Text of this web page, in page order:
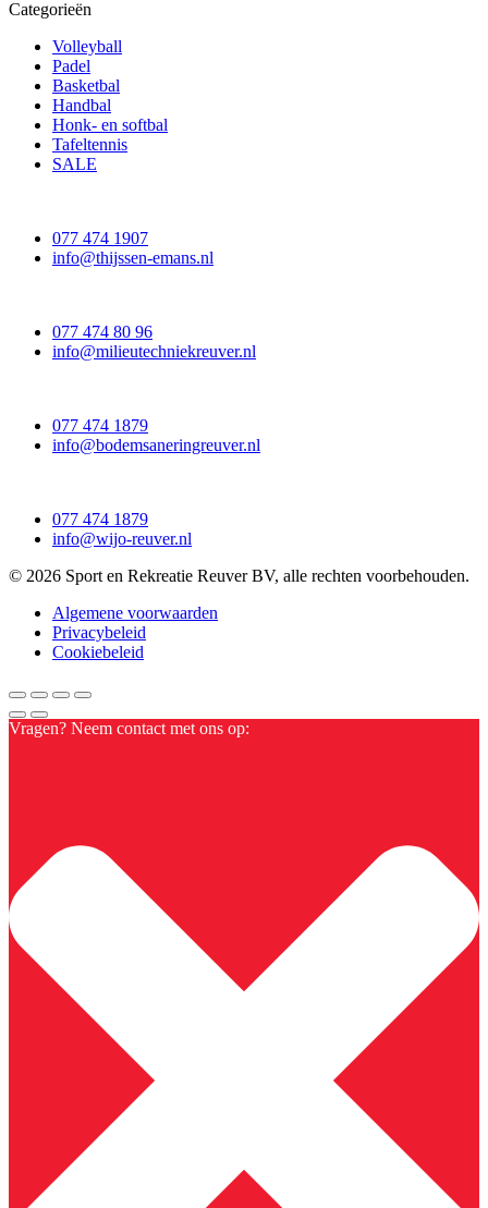
Categorieën
Volleyball
Padel
Basketbal
Handbal
Honk- en softbal
Tafeltennis
SALE
077 474 1907
info@thijssen-emans.nl
077 474 80 96
info@milieutechniekreuver.nl
077 474 1879
info@bodemsaneringreuver.nl
077 474 1879
info@wijo-reuver.nl
© 2026 Sport en Rekreatie Reuver BV, alle rechten voorbehouden.
Algemene voorwaarden
Privacybeleid
Cookiebeleid
Vragen? Neem contact met ons op: